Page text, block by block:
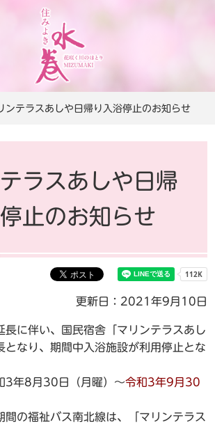
ンテラスあしや日帰り入浴停止のお知らせ
ラスあしや日帰
止のお知らせ
更新日：2021年9月10日
長に伴い、国民宿舎「マリンテラスあし
となり、期間中入浴施設が利用停止とな
3年8月30日（月曜）～令和3年9月30
間の福祉バス南北線は、「マリンテラス